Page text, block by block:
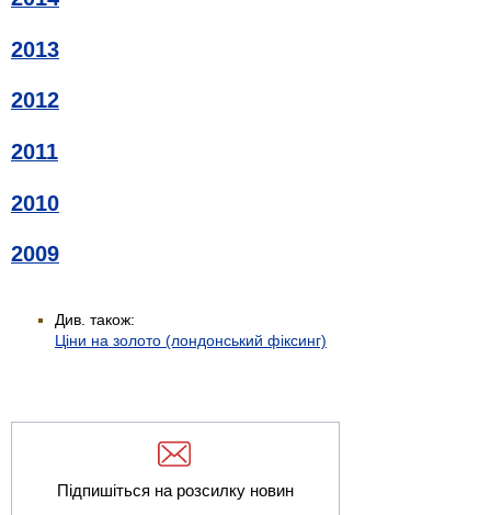
2013
2012
2011
2010
2009
Див. також:
Ціни на золото (лондонський фіксинг)
Підпишіться на розсилку новин